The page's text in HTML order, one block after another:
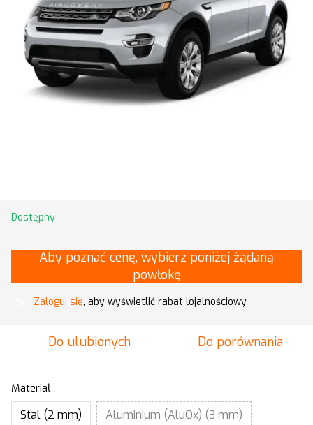
Dostępny
Aby poznać cenę, wybierz poniżej żądaną
powłokę
Zaloguj się, aby wyświetlić rabat lojalnościowy
Do ulubionych Do porównania
Materiał
Stal (2 mm) Aluminium (AluOx) (3 mm)